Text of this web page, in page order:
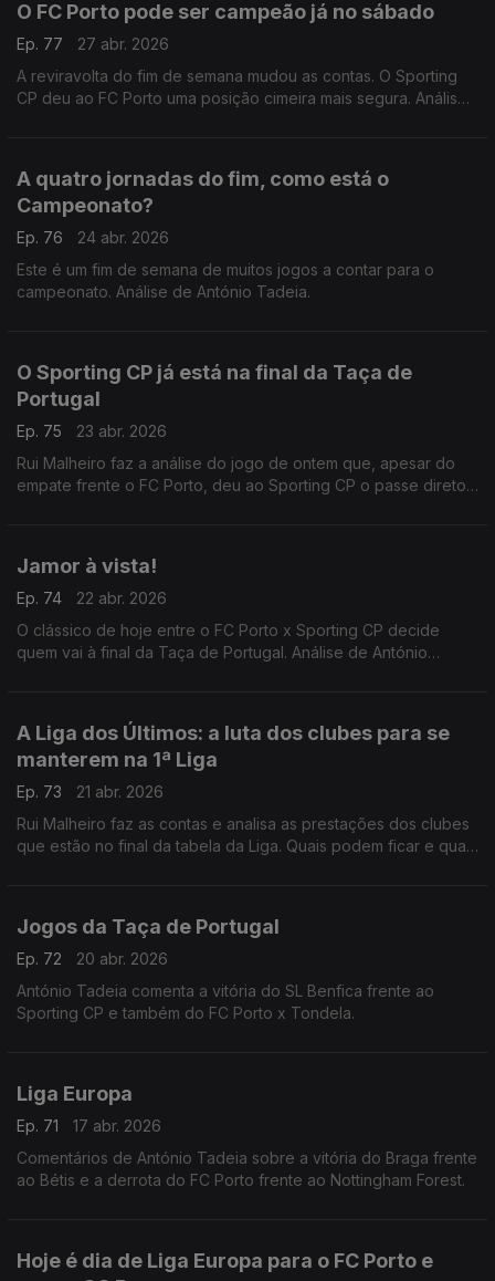
O FC Porto pode ser campeão já no sábado
Ep. 77
27 abr. 2026
A reviravolta do fim de semana mudou as contas. O Sporting
CP deu ao FC Porto uma posição cimeira mais segura. Análise
A quatro jornadas do fim, como está o
Campeonato?
Ep. 76
24 abr. 2026
Este é um fim de semana de muitos jogos a contar para o
campeonato. Análise de António Tadeia.
O Sporting CP já está na final da Taça de
Portugal
Ep. 75
23 abr. 2026
Rui Malheiro faz a análise do jogo de ontem que, apesar do
empate frente o FC Porto, deu ao Sporting CP o passe direto
Jamor à vista!
Ep. 74
22 abr. 2026
O clássico de hoje entre o FC Porto x Sporting CP decide
quem vai à final da Taça de Portugal. Análise de António
A Liga dos Últimos: a luta dos clubes para se
manterem na 1ª Liga
Ep. 73
21 abr. 2026
Rui Malheiro faz as contas e analisa as prestações dos clubes
que estão no final da tabela da Liga. Quais podem ficar e quais
Jogos da Taça de Portugal
Ep. 72
20 abr. 2026
António Tadeia comenta a vitória do SL Benfica frente ao
Sporting CP e também do FC Porto x Tondela.
Liga Europa
Ep. 71
17 abr. 2026
Comentários de António Tadeia sobre a vitória do Braga frente
ao Bétis e a derrota do FC Porto frente ao Nottingham Forest.
Hoje é dia de Liga Europa para o FC Porto e